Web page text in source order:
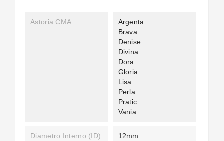
Astoria CMA
Argenta
Brava
Denise
Divina
Dora
Gloria
Lisa
Perla
Pratic
Vania
Diametro Interno (ID) 12mm